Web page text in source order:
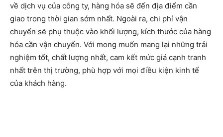
về dịch vụ của công ty, hàng hóa sẽ đến địa điểm cần
giao trong thời gian sớm nhất. Ngoài ra, chi phí vận
chuyển sẽ phụ thuộc vào khối lượng, kích thước của hàng
hóa cần vận chuyển. Với mong muốn mang lại những trải
nghiệm tốt, chất lượng nhất, cam kết mức giá cạnh tranh
nhất trên thị trường, phù hợp với mọi điều kiện kinh tế
của khách hàng.